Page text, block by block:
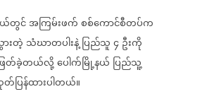
ယ်တွင်အကြမ်းဖက်စစ်ကောင်စီတပ်က
းတဲ့ သံဃာတပါးနဲ့ပြည်သူ၄ ဦးကို
တ်ခဲ့တယ်လို့ပေါက်မြို့နယ် ပြည်သူ့
ပြန်ထားပါတယ်။